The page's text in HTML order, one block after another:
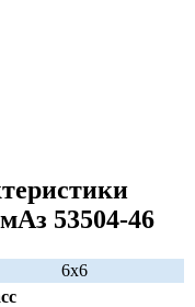
53504-46
6х6